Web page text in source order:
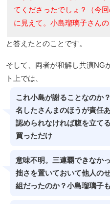
てくださったでしょ？（今
に見えて。小島瑠璃子さん
と答えたとのことです。
そして、両者が和解し共演NG
ト上では、
これ小島が謝ることなのか
名したさんまのほうが責任
認められなければ腹を立て
買っただけ
意味不明。三連覇できなか
拙さを置いておいて他人の
組だったのか？小島瑠璃子